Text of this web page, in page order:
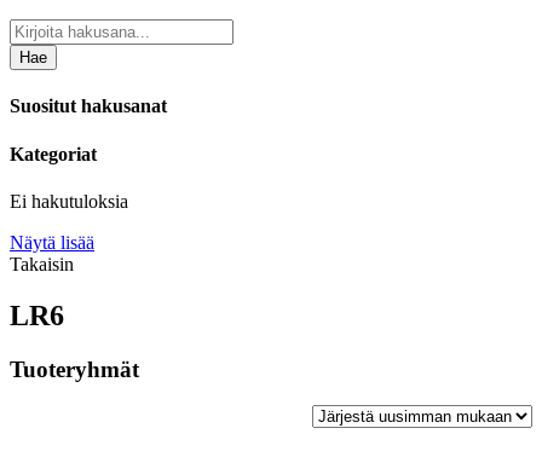
Hae
Suositut hakusanat
Kategoriat
Ei hakutuloksia
Näytä lisää
Takaisin
LR6
Tuoteryhmät